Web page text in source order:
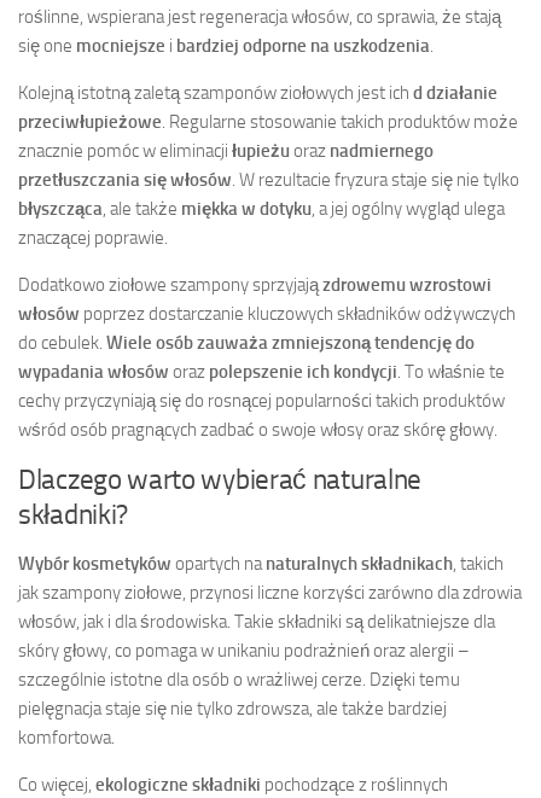
roślinne, wspierana jest regeneracja włosów, co sprawia, że stają
się one mocniejsze i bardziej odporne na uszkodzenia.
Kolejną istotną zaletą szamponów ziołowych jest ich d działanie
przeciwłupieżowe. Regularne stosowanie takich produktów może
znacznie pomóc w eliminacji łupieżuoraz nadmiernego
przetłuszczania się włosów. W rezultacie fryzura staje się nie tylko
błyszcząca, ale także miękka w dotyku, a jej ogólny wygląd ulega
znaczącej poprawie.
Dodatkowo ziołowe szampony sprzyjajązdrowemu wzrostowi
włosów poprzez dostarczanie kluczowych składników odżywczych
do cebulek. Wiele osób zauważa zmniejszoną tendencję do
wypadania włosów oraz polepszenie ich kondycji. To właśnie te
cechy przyczyniają się do rosnącej popularności takich produktów
wśród osób pragnących zadbać o swoje włosy oraz skórę głowy.
Dlaczego warto wybierać naturalne
składniki?
Wybór kosmetyków opartych nanaturalnych składnikach, takich
jak szampony ziołowe, przynosi liczne korzyści zarówno dla zdrowia
włosów, jak i dla środowiska. Takie składniki są delikatniejsze dla
skóry głowy, co pomaga w unikaniu podrażnień oraz alergii –
szczególnie istotne dla osób o wrażliwej cerze. Dzięki temu
pielęgnacja staje się nie tylko zdrowsza, ale także bardziej
komfortowa.
Co więcej, ekologiczne składniki pochodzące z roślinnych